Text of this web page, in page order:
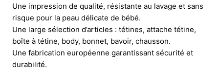
Une impression de qualité, résistante au lavage et sans
risque pour la peau délicate de bébé.
Une large sélection d’articles : tétines, attache tétine,
boîte à tétine, body, bonnet, bavoir, chausson.
Une fabrication européenne garantissant sécurité et
durabilité.